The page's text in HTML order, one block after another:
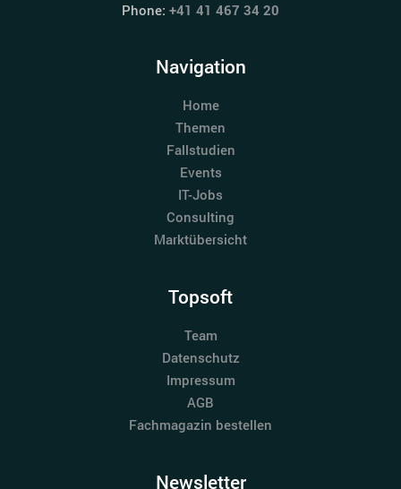
Phone: +41 41 467 34 20
Navigation
Home
Themen
Fallstudien
Events
IT-Jobs
Consulting
Marktübersicht
Topsoft
Team
Datenschutz
Impressum
AGB
Fachmagazin bestellen
Newsletter